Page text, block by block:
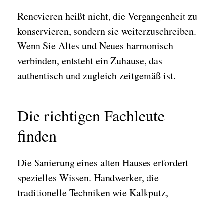
Renovieren heißt nicht, die Vergangenheit zu
konservieren, sondern sie weiterzuschreiben.
Wenn Sie Altes und Neues harmonisch
verbinden, entsteht ein Zuhause, das
authentisch und zugleich zeitgemäß ist.
Die richtigen Fachleute
finden
Die Sanierung eines alten Hauses erfordert
spezielles Wissen. Handwerker, die
traditionelle Techniken wie Kalkputz,